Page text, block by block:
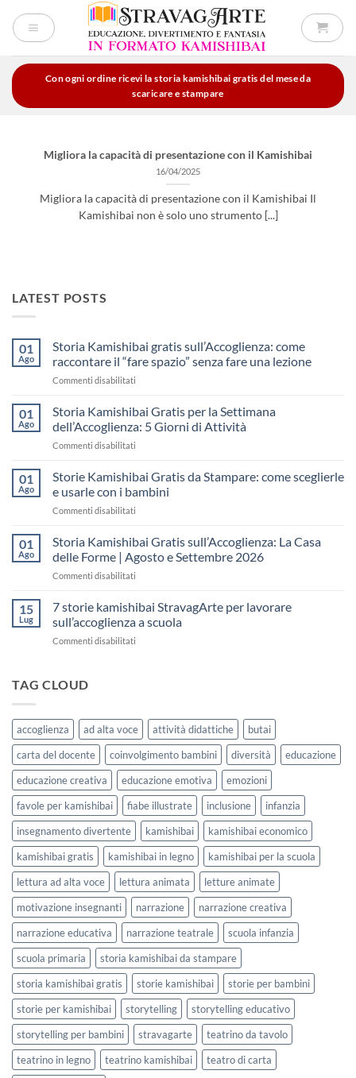
Con ogni ordine ricevi la storia kamishibai gratis del mese da
scaricare e stampare
Migliora la capacità di presentazione con il Kamishibai
16/04/2025
Migliora la capacità di presentazione con il Kamishibai Il
Kamishibai non è solo uno strumento [...]
LATEST POSTS
01
Ago
Storia Kamishibai gratis sull’Accoglienza: come
raccontare il “fare spazio” senza fare una lezione
Commenti disabilitati
Kamishibai
sull’Accoglienza:
il
“fare
una
lezione
01
Ago
Storia Kamishibai Gratis per la Settimana
dell’Accoglienza: 5 Giorni di Attività
Commenti disabilitati
Kamishibai
per
dell’Accoglienza:
Giorni
01
Ago
Storie Kamishibai Gratis da Stampare: come sceglierle
e usarle con i bambini
Commenti disabilitati
Kamishibai
da
sceglierle
01
Ago
Storia Kamishibai Gratis sull’Accoglienza: La Casa
delle Forme | Agosto e Settembre 2026
Commenti disabilitati
Kamishibai
sull’Accoglienza:
Settembre
2026
15
Lug
7 storie kamishibai StravagArte per lavorare
sull’accoglienza a scuola
Commenti disabilitati
lavorare
sull’accoglienza
a
scuola
TAG CLOUD
accoglienza ad alta voce attività didattiche
butai
carta del docente
coinvolgimento bambini diversità
educazione
educazione creativa
educazione emotiva
emozioni
favole per kamishibai
fiabe illustrate inclusione
infanzia
insegnamento divertente
kamishibai
kamishibai economico
kamishibai gratis
kamishibai in legno
kamishibai per la scuola
lettura ad alta voce
lettura animata
letture animate
motivazione insegnanti
narrazione
narrazione creativa
narrazione educativa
narrazione teatrale
scuola infanzia
scuola primaria
storia kamishibai da stampare
storia kamishibai gratis
storie kamishibai
storie per bambini
storie per kamishibai
storytelling
storytelling educativo
storytelling per bambini
stravagarte
teatrino da tavolo
teatrino in legno
teatrino kamishibai
teatro di carta